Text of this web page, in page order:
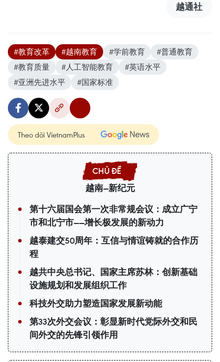
越通社
#教育改革 #越南教育 #学前教育
#普通教育
#教育质量
#人工智能教育
#英语水平
#亚洲先进水平
#国家标准
Theo dõi VietnamPlus
越南—新纪元
第十六届国会第一次非常规会议：成立广宁
市和北宁市——增长极发展的新动力
越泰建交50周年：互信与情谊铸就的合作历
程
越共中央总书记、国家主席苏林：创新基础
设施规划和发展组织工作
科技外交助力塑造国家发展新动能
第33次外交会议：彰显新时代党际外交和民
间外交的先锋引领作用